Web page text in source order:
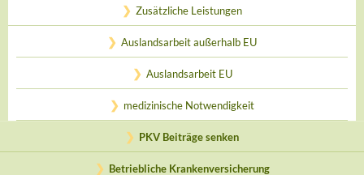
Zusätzliche Leistungen
Auslandsarbeit außerhalb EU
Auslandsarbeit EU
medizinische Notwendigkeit
PKV Beiträge senken
Betriebliche Krankenversicherung